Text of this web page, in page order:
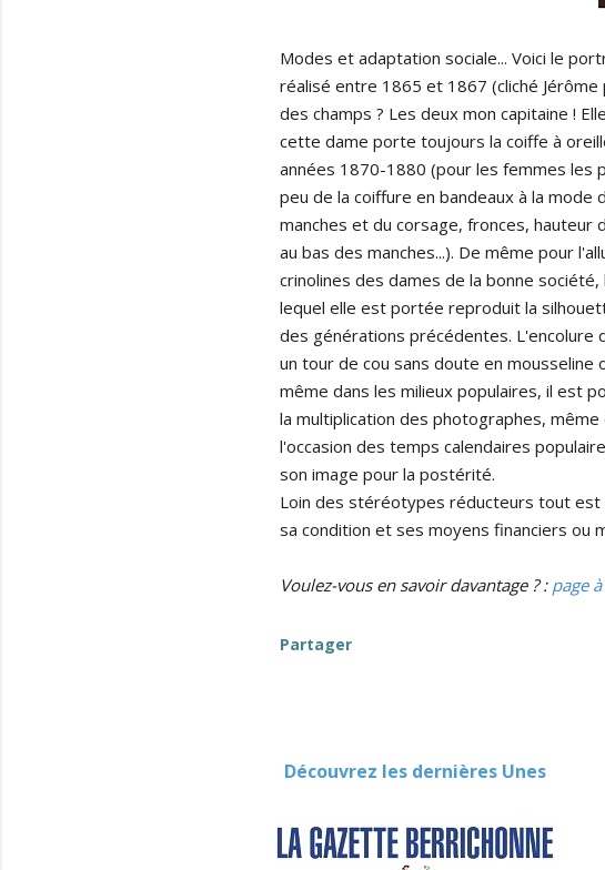
Modes et adaptation sociale... Voici le
réalisé entre 1865 et 1867 (cliché
des champs ? Les deux mon capitaine !
cette dame porte toujours la coiffe à
années 1870-1880 (pour les femmes les
peu de la coiffure en bandeaux à la
manches et du corsage, fronces, hauteur
au bas des manches...). De même pour
crinolines des dames de la bonne
lequel elle est portée reproduit la
des générations précédentes. L'encolure
un tour de cou sans doute en
même dans les milieux populaires, il est
la multiplication des photographes,
l'occasion des temps calendaires
son image pour la postérité.
Loin des stéréotypes réducteurs tout est
Voulez-vous en savoir davantage ? : page
Partager
Découvrez les dernières Unes